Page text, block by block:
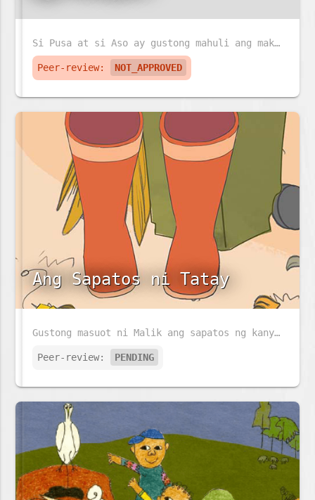
Si Pusa at si Aso ay gustong mahuli ang makulay na paruparo. Pero ang paruparo ay sadyang napakabilis!
Peer-review: NOT_APPROVED
Ang Sapatos ni Tatay
Gustong masuot ni Malik ang sapatos ng kanyang Tatay habang naglilinis ng kanilang bakuran. Magkakasya kaya ang sapatos ni Tatay kay Malik?
Peer-review: PENDING